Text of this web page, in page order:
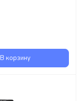
В корзину